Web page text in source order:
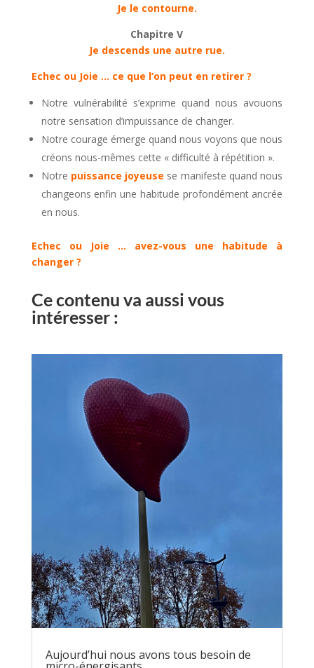
Je le contourne.
Chapitre V
Je descends une autre rue.
Echec ou Joie … ce que l’on peut en retirer ?
Notre vulnérabilité s’exprime quand nous avouons
notre sensation d’impuissance de changer.
Notre courage émerge quand nous voyons que nous
créons nous-mêmes cette « difficulté à répétition ».
Notre puissance joyeuse se manifeste quand nous
changeons enfin une habitude profondément ancrée
en nous.
Echec ou Joie … avez-vous une habitude à
changer ?
Ce contenu va aussi vous
intéresser :
Aujourd’hui nous avons tous besoin de